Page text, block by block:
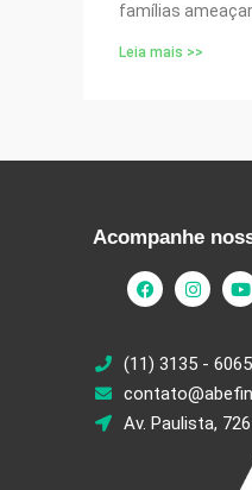
famílias
Leia mais >>
Acompanhe
(11) 3135 - 6065
Av. Paulista,